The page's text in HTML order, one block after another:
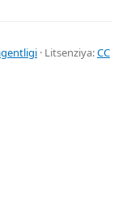
· Litsenziya:CC